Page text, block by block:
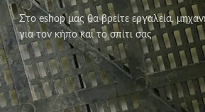
Στο eshop μας θα βρείτε εργαλεία,
για τον κήπο και το σπίτι σας